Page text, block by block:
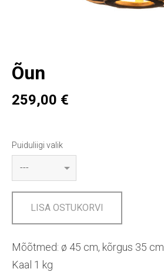
Õun
259,00 €
Puiduliigi valik
LISA OSTUKORVI
Mõõtmed: ø 45 cm, kõrgus 35 cm
Kaal 1 kg